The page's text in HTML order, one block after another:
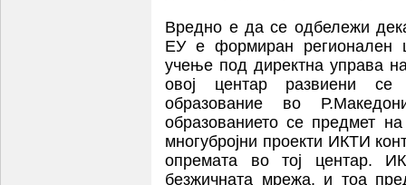
Вредно е да се одбележи
ЕУ е формиран регионален
учење под директна управа
овој центар развиени се
образование во
образованието се предмет
многубројни проекти ИКТИ
опремата во тој центар.
безжичната мрежа, и тоа